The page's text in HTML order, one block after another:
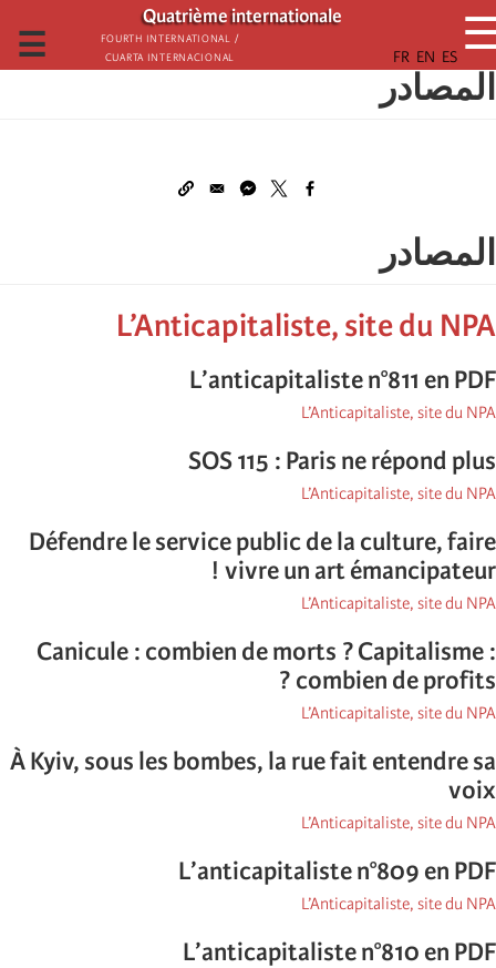
تجاوز
إلى
المحتوى
الرئيسي
Quatrième internationale
Fourth International /
Cuarta Internacional
☰
المصادر
المصادر
L’Anticapitaliste, site du NPA
L’anticapitaliste n°811 en PDF
L’Anticapitaliste, site du NPA
SOS 115 : Paris ne répond plus
L’Anticapitaliste, site du NPA
Défendre le service public de la culture, faire
vivre un art émancipateur !
L’Anticapitaliste, site du NPA
Canicule : combien de morts ? Capitalisme :
combien de profits ?
L’Anticapitaliste, site du NPA
À Kyiv, sous les bombes, la rue fait entendre sa
voix
L’Anticapitaliste, site du NPA
L’anticapitaliste n°809 en PDF
L’Anticapitaliste, site du NPA
L’anticapitaliste n°810 en PDF